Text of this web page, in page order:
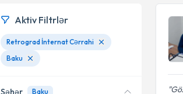
Aktiv Filtrlər
Retrograd İnternat Cərrahi
Baku
Şəhər Baku